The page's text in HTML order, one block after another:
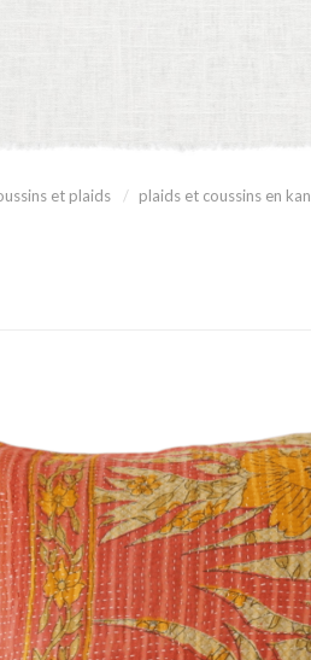
et plaids plaids et coussins en